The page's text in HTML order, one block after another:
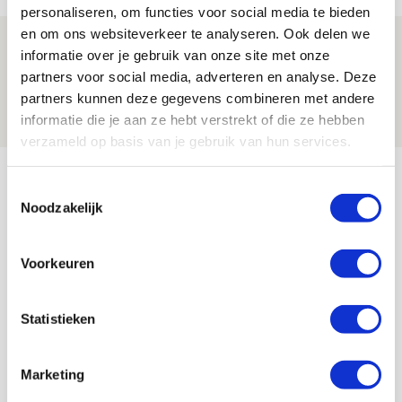
personaliseren, om functies voor social media te bieden
en om ons websiteverkeer te analyseren. Ook delen we
informatie over je gebruik van onze site met onze
partners voor social media, adverteren en analyse. Deze
partners kunnen deze gegevens combineren met andere
informatie die je aan ze hebt verstrekt of die ze hebben
verzameld op basis van je gebruik van hun services.
Noodzakelijk
Voorkeuren
Statistieken
Marketing
Drie dingen die je moet weten over
Ajax - Shelbourne
06 AUGUSTUS 2026 - 09:33
NIEUWS
Bekijk meer
AGENDA
23
Selectiedag ballenjongens/-meiden
11